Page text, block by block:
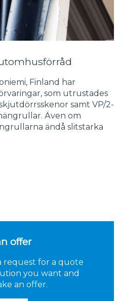
Finland har
som utrustades
samt VP/2-
Även om
ändå slitstarka
offer
request for a quote
you want and
an offer.